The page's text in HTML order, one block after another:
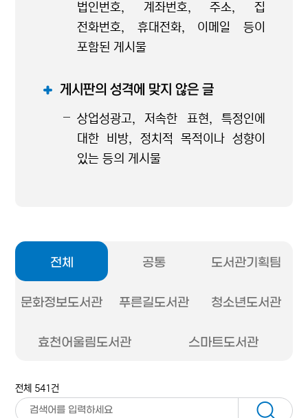
법인번호, 계좌번호, 주소, 집
전화번호, 휴대전화, 이메일 등이
포함된 게시물
게시판의 성격에 맞지 않은 글
상업성광고, 저속한 표현, 특정인에
대한 비방, 정치적 목적이나 성향이
있는 등의 게시물
전체 공통 도서관기획팀
문화정보도서관 푸른길도서관 청소년도서관
효천어울림도서관 스마트도서관
전체 541건